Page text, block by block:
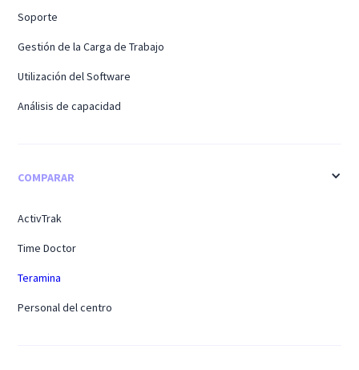
Soporte
Gestión de la Carga de Trabajo
Utilización del Software
Análisis de capacidad
COMPARAR
ActivTrak
Time Doctor
Teramina
Personal del centro